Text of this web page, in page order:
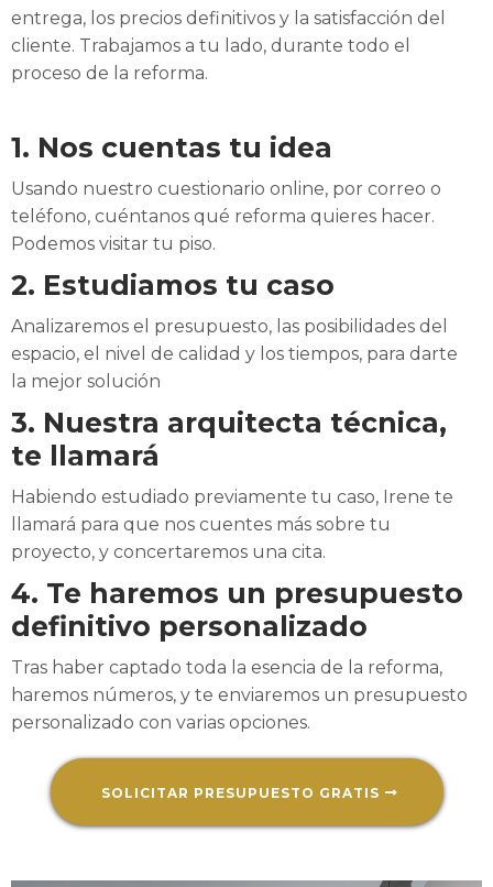
entrega, los precios definitivos y la satisfacción del
cliente. Trabajamos a tu lado, durante todo el
proceso de la reforma.
1. Nos cuentas tu idea
Usando nuestro cuestionario online, por correo o
teléfono, cuéntanos qué reforma quieres hacer.
Podemos visitar tu piso.
2. Estudiamos tu caso
Analizaremos el presupuesto, las posibilidades del
espacio, el nivel de calidad y los tiempos, para darte
la mejor solución
3. Nuestra arquitecta técnica,
te llamará
Habiendo estudiado previamente tu caso, Irene te
llamará para que nos cuentes más sobre tu
proyecto, y concertaremos una cita.
4. Te haremos un presupuesto
definitivo personalizado
Tras haber captado toda la esencia de la reforma,
haremos números, y te enviaremos un presupuesto
personalizado con varias opciones.
SOLICITAR PRESUPUESTO GRATIS